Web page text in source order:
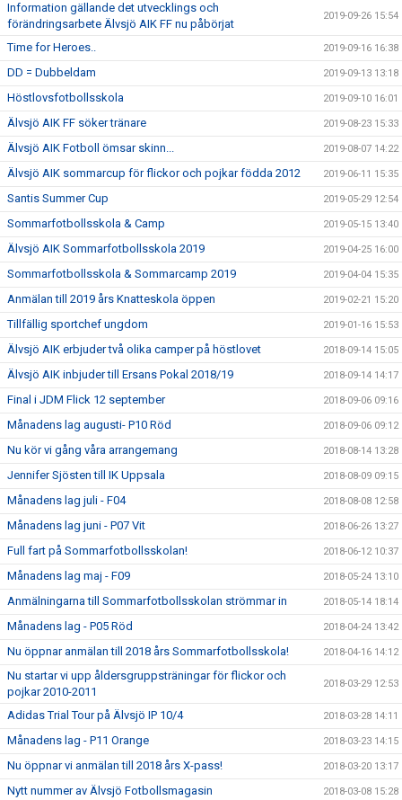
Information gällande det utvecklings och
förändringsarbete Älvsjö AIK FF nu påbörjat
2019-09-26 15:54
Time for Heroes.. 2019-09-16 16:38
DD = Dubbeldam 2019-09-13 13:18
Höstlovsfotbollsskola 2019-09-10 16:01
Älvsjö AIK FF söker tränare 2019-08-23 15:33
Älvsjö AIK Fotboll ömsar skinn... 2019-08-07 14:22
Älvsjö AIK sommarcup för flickor och pojkar födda 2012 2019-06-11 15:35
Santis Summer Cup 2019-05-29 12:54
Sommarfotbollsskola & Camp 2019-05-15 13:40
Älvsjö AIK Sommarfotbollsskola 2019 2019-04-25 16:00
Sommarfotbollsskola & Sommarcamp 2019 2019-04-04 15:35
Anmälan till 2019 års Knatteskola öppen 2019-02-21 15:20
Tillfällig sportchef ungdom 2019-01-16 15:53
Älvsjö AIK erbjuder två olika camper på höstlovet 2018-09-14 15:05
Älvsjö AIK inbjuder till Ersans Pokal 2018/19 2018-09-14 14:17
Final i JDM Flick 12 september 2018-09-06 09:16
Månadens lag augusti- P10 Röd 2018-09-06 09:12
Nu kör vi gång våra arrangemang 2018-08-14 13:28
Jennifer Sjösten till IK Uppsala 2018-08-09 09:15
Månadens lag juli - F04 2018-08-08 12:58
Månadens lag juni - P07 Vit 2018-06-26 13:27
Full fart på Sommarfotbollsskolan! 2018-06-12 10:37
Månadens lag maj - F09 2018-05-24 13:10
Anmälningarna till Sommarfotbollsskolan strömmar in 2018-05-14 18:14
Månadens lag - P05 Röd 2018-04-24 13:42
Nu öppnar anmälan till 2018 års Sommarfotbollsskola! 2018-04-16 14:12
Nu startar vi upp åldersgruppsträningar för flickor och
pojkar 2010-2011
2018-03-29 12:53
Adidas Trial Tour på Älvsjö IP 10/4 2018-03-28 14:11
Månadens lag - P11 Orange 2018-03-23 14:15
Nu öppnar vi anmälan till 2018 års X-pass! 2018-03-20 13:17
Nytt nummer av Älvsjö Fotbollsmagasin 2018-03-08 15:28